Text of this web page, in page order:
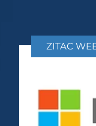
ZITAC